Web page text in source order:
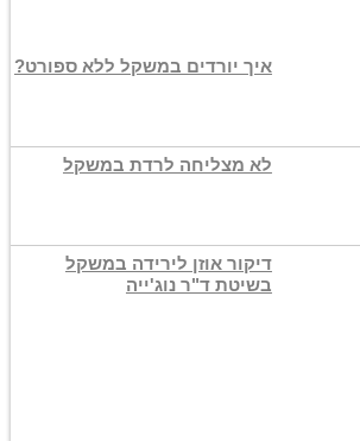
איך יורדים במשקל ללא ספורט?
לא מצליחה לרדת במשקל
דיקור אוזן לירידה במשקל
בשיטת ד"ר נוג'ייה